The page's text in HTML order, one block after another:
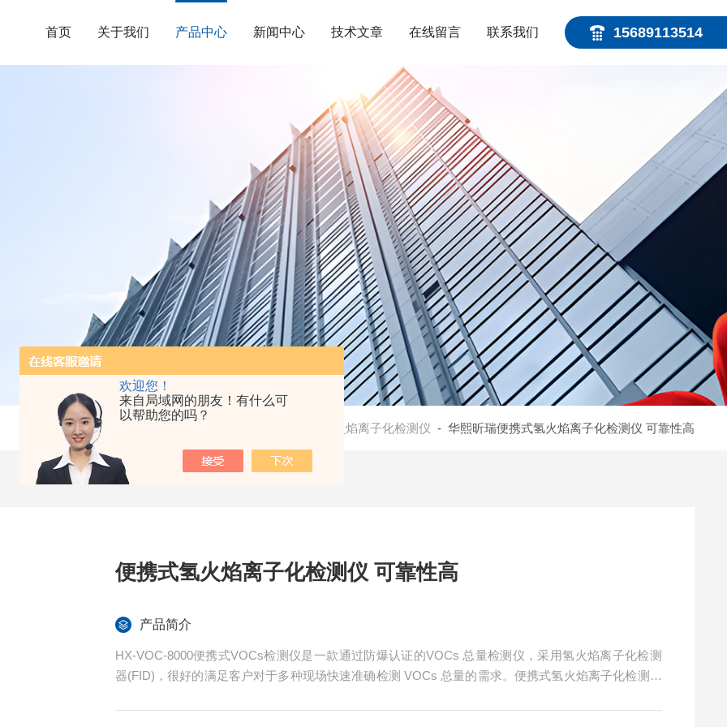
欢迎您！
来自局域网的朋友！有什么可
以帮助您的吗？
15689113514
首页 关于我们 产品中心 新闻中心 技术文章 在线留言 联系我们
当前位置： 便携式氢火焰离子化检测仪 - 华熙昕瑞便携式氢火焰离子化检测仪 可靠性高
便携式氢火焰离子化检测仪 可靠性高
产品简介
HX-VOC-8000便携式VOCs检测仪是一款通过防爆认证的VOCs 总量检测仪，采用氢火焰离子化检测
器(FID)，很好的满足客户对于多种现场快速准确检测 VOCs 总量的需求。便携式氢火焰离子化检测仪